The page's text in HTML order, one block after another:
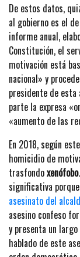
De estos datos,
al gobierno es el de
informe anual,
Constitución, el
motivación está
nacional» y
presidente de esta
parte la expresa
«aumento de las
En 2018, según
homicidio de
trasfondoxenófobo
significativa
asesinato del
asesino confeso
y presenta un
hablado de este